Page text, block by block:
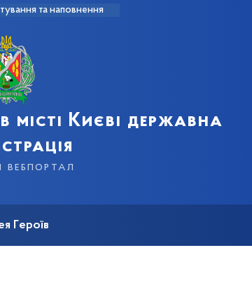
та наповнення
місті Києві державна
вебпортал
Героїв